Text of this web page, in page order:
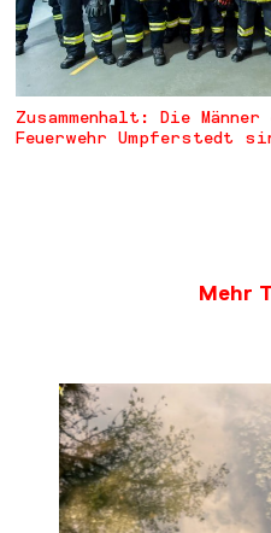
Zusammenhalt: Die
Feuerwehr Umpferstedt
Mehr